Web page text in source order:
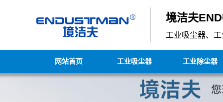
境洁夫
工业吸尘器、
网站首页 工业吸尘器 工业除尘器